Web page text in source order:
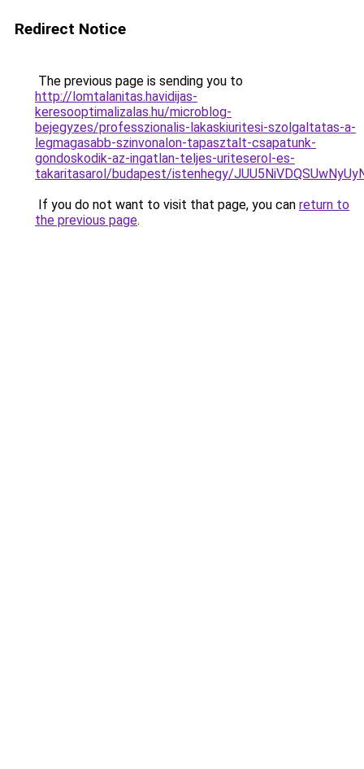
Redirect Notice
The previous page is sending you to
http://lomtalanitas.havidijas-
keresooptimalizalas.hu/microblog-
bejegyzes/professzionalis-lakaskiuritesi-szolgaltatas-a-
legmagasabb-szinvonalon-tapasztalt-csapatunk-
gondoskodik-az-ingatlan-teljes-uriteserol-es-
takaritasarol/budapest/istenhegy/
If you do not want to visit that page, you can return to
the previous page.